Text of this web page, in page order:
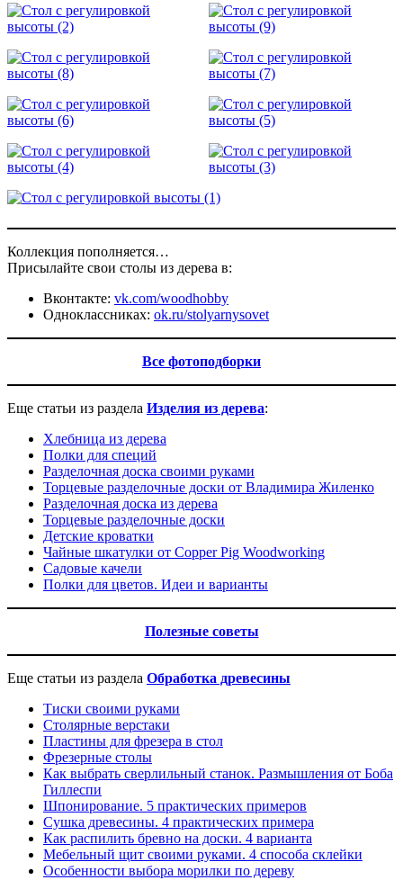
Коллекция пополняется…
Присылайте свои столы из дерева в:
Вконтакте: vk.com/woodhobby
Одноклассниках: ok.ru/stolyarnysovet
Все фотоподборки
Еще статьи из раздела Изделия из дерева:
Хлебница из дерева
Полки для специй
Разделочная доска своими руками
Торцевые разделочные доски от Владимира Жиленко
Разделочная доска из дерева
Торцевые разделочные доски
Детские кроватки
Чайные шкатулки от Copper Pig Woodworking
Садовые качели
Полки для цветов. Идеи и варианты
Полезные советы
Еще статьи из раздела Обработка древесины
Тиски своими руками
Столярные верстаки
Пластины для фрезера в стол
Фрезерные столы
Как выбрать сверлильный станок. Размышления от Боба
Гиллеспи
Шпонирование. 5 практических примеров
Сушка древесины. 4 практических примера
Как распилить бревно на доски. 4 варианта
Мебельный щит своими руками. 4 способа склейки
Особенности выбора морилки по дереву